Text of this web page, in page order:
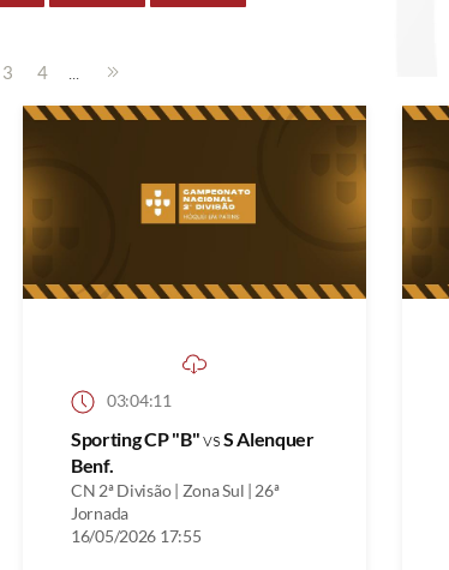
3 4 ...
03:04:11
Sporting CP "B"vsS Alenquer
Benf.
CN 2ª Divisão | Zona Sul | 26ª
Jornada
16/05/2026 17:55